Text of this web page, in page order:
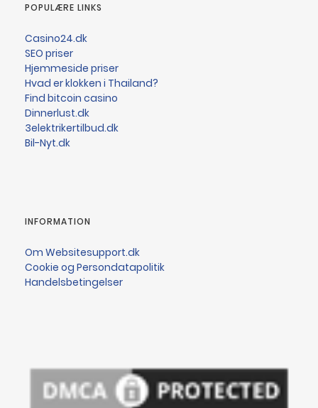
POPULÆRE LINKS
Casino24.dk
SEO priser
Hjemmeside priser
Hvad er klokken i Thailand?
Find bitcoin casino
Dinnerlust.dk
3elektrikertilbud.dk
Bil-Nyt.dk
INFORMATION
Om Websitesupport.dk
Cookie og Persondatapolitik
Handelsbetingelser